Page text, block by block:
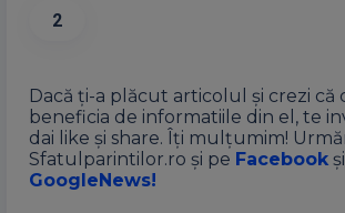
2
Dacă ți-a plăcut articolul și crezi că
beneficia de informatiile din el, te
dai like și share. Îți mulțumim!
Sfatulparintilor.ro și pe Facebook și
GoogleNews!